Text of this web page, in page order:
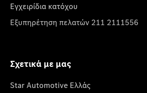
Εγχειρίδια κατόχου
Εξυπηρέτηση πελατών 211 2111556
Σχετικά με μας
Star Automotive Ελλάς